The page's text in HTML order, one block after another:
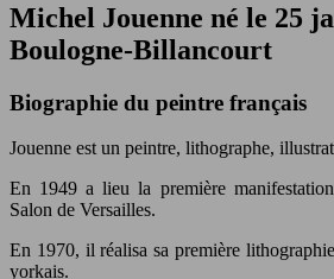
Michel Jouenne né le 25
Boulogne-Billancourt
Biographie du peintre français
Jouenne est un peintre, lithographe,
En 1949 a lieu la première
Salon de Versailles.
En 1970, il réalisa sa première
yorkais.